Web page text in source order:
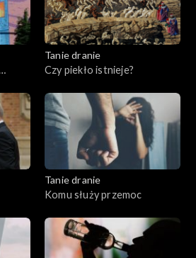
Tanie dranie
Czy piekło istnieje?
Tanie dranie
Komu służy przemoc